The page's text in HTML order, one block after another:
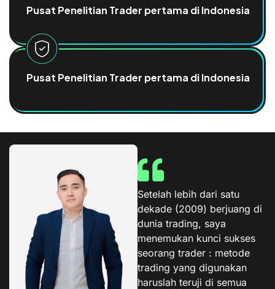
Pusat Penelitian Trader pertama di Indonesia
Pusat Penelitian Trader pertama di Indonesia
Setelah lebih dari satu
dekade (2009) berjuang di
dunia trading, saya
menemukan kunci sukses
seorang trader : metode
trading yang digunakan
haruslah teruji di semua